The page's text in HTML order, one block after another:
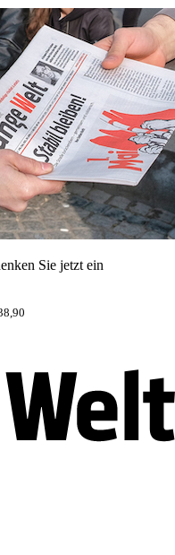
Sie jetzt ein